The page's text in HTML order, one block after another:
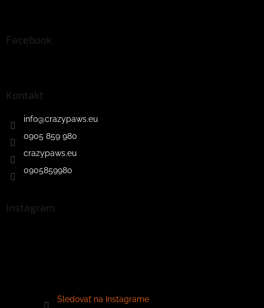
Facebook
Kontakt
info@crazypaws.eu
0905 859 980
crazypaws.eu
0905859980
Instagram
Sledovať na Instagrame